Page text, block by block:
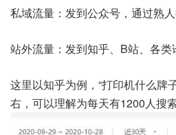
私域流量：发到公众号，通过熟人
站外流量：发到知乎、B站、各
这里以知乎为例，“打印机什么牌
右，可以理解为每天有1200人搜索